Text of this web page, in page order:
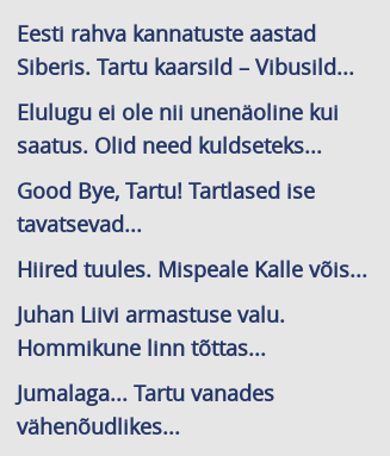
Eesti rahva kannatuste aastad
Siberis. Tartu kaarsild – Vibusild...
Elulugu ei ole nii unenäoline kui
saatus. Olid need kuldseteks...
Good Bye, Tartu! Tartlased ise
tavatsevad...
Hiired tuules. Mispeale Kalle võis...
Juhan Liivi armastuse valu.
Hommikune linn tõttas...
Jumalaga... Tartu vanades
vähenõudlikes...